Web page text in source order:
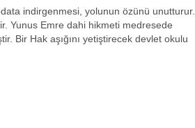
indirgenmesi, yolunun özünü unutturur.
Yunus Emre dahi hikmeti medresede
Bir Hak aşığını yetiştirecek devlet okulu